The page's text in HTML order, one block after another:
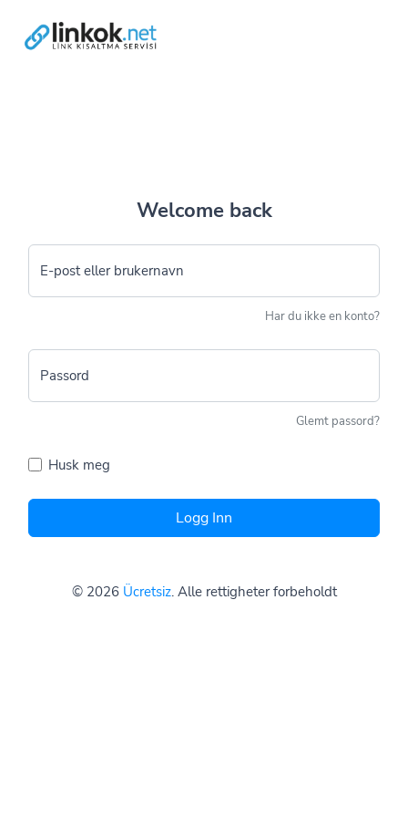
Welcome back
E-post eller brukernavn
Har du ikke en konto?
Passord
Glemt passord?
Husk meg
Logg Inn
© 2026 Ücretsiz. Alle rettigheter forbeholdt